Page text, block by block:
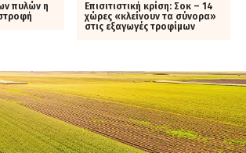
πυλών η
Επισιτιστική κρίση: Σοκ – 14
χώρες «κλείνουν τα σύνορα»
στις εξαγωγές τροφίμων